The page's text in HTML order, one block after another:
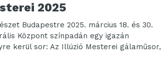
2025
Budapestre 2025. március 18. és 30.
Központ színpadán egy igazán
kerül sor: Az Illúzió Mesterei gálaműsor,